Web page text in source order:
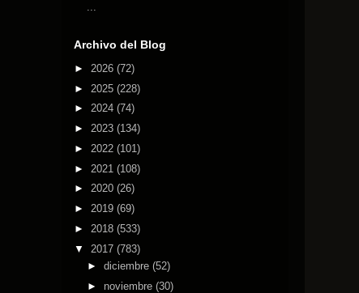
...
Archivo del Blog
► 2026 (72)
► 2025 (228)
► 2024 (74)
► 2023 (134)
► 2022 (101)
► 2021 (108)
► 2020 (26)
► 2019 (69)
► 2018 (533)
▼ 2017 (783)
► diciembre (52)
► noviembre (30)